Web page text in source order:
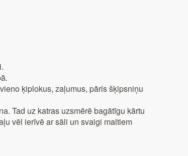
ķiplokus, zaļumus, pāris šķipsniņu
Tad uz katras uzsmērē bagātīgu kārtu
vēl ierīvē ar sāli un svaigi maltiem